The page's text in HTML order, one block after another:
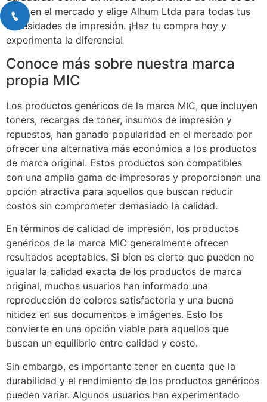
años en el mercado y elige Alhum Ltda para todas tus
necesidades de impresión. ¡Haz tu compra hoy y
experimenta la diferencia!
Conoce más sobre nuestra marca
propia MIC
Los productos genéricos de la marca MIC, que incluyen
toners, recargas de toner, insumos de impresión y
repuestos, han ganado popularidad en el mercado por
ofrecer una alternativa más económica a los productos
de marca original. Estos productos son compatibles
con una amplia gama de impresoras y proporcionan una
opción atractiva para aquellos que buscan reducir
costos sin comprometer demasiado la calidad.
En términos de calidad de impresión, los productos
genéricos de la marca MIC generalmente ofrecen
resultados aceptables. Si bien es cierto que pueden no
igualar la calidad exacta de los productos de marca
original, muchos usuarios han informado una
reproducción de colores satisfactoria y una buena
nitidez en sus documentos e imágenes. Esto los
convierte en una opción viable para aquellos que
buscan un equilibrio entre calidad y costo.
Sin embargo, es importante tener en cuenta que la
durabilidad y el rendimiento de los productos genéricos
pueden variar. Algunos usuarios han experimentado